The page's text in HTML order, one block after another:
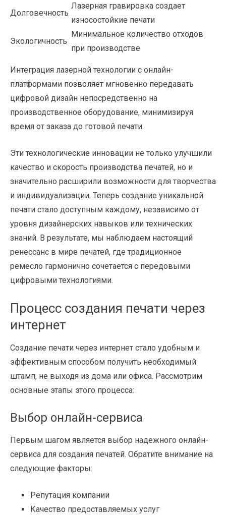
Долговечность
Лазерная гравировка создает
износостойкие печати
Экологичность
Минимальное количество отходов
при производстве
Интеграция лазерной технологии с онлайн-
платформами позволяет мгновенно передавать
цифровой дизайн непосредственно на
производственное оборудование, минимизируя
время от заказа до готовой печати.
Эти технологические инновации не только улучшили
качество и скорость производства печатей, но и
значительно расширили возможности для творчества
и индивидуализации. Теперь создание уникальной
печати стало доступным каждому, независимо от
уровня дизайнерских навыков или технических
знаний. В результате, мы наблюдаем настоящий
ренессанс в мире печатей, где традиционное
ремесло гармонично сочетается с передовыми
цифровыми технологиями.
Процесс создания печати через
интернет
Создание печати через интернет стало удобным и
эффективным способом получить необходимый
штамп, не выходя из дома или офиса. Рассмотрим
основные этапы этого процесса:
Выбор онлайн-сервиса
Первым шагом является выбор надежного онлайн-
сервиса для создания печатей. Обратите внимание на
следующие факторы:
Репутация компании
Качество предоставляемых услуг